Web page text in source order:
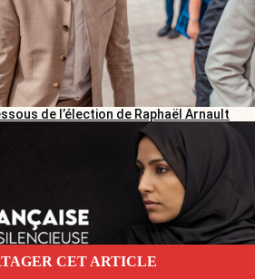
de l’élection de Raphaël Arnault
CET ARTICLE